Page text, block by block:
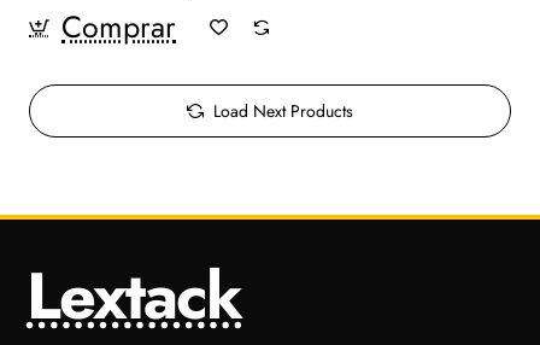
Comprar
Load Next Products
Lextack